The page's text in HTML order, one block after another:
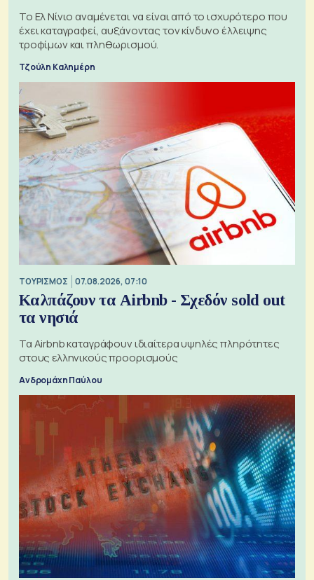
Το Ελ Νίνιο αναμένεται να είναι από το ισχυρότερο που
έχει καταγραφεί, αυξάνοντας τον κίνδυνο έλλειψης
τροφίμων και πληθωρισμού.
Τζούλη Καλημέρη
ΤΟΥΡΙΣΜΟΣ 07.08.2026, 07:10
Καλπάζουν τα Airbnb - Σχεδόν sold out
τα νησιά
Τα Airbnb καταγράφουν ιδιαίτερα υψηλές πληρότητες
στους ελληνικούς προορισμούς
Ανδρομάχη Παύλου